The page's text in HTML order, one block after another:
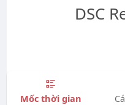
DSC
Mốc thời gian